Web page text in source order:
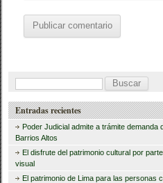
B
u
s
c
a
r
Entradas recientes
Poder Judicial admite a trámite
Barrios Altos
El disfrute del patrimonio cultural por
visual
El patrimonio de Lima para las personas